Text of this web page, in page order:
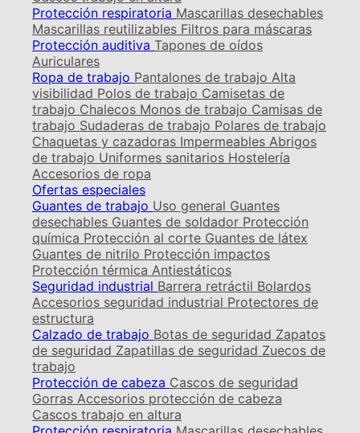
Protección respiratoria Mascarillas desechables
Mascarillas reutilizables Filtros para máscaras
Protección auditiva Tapones de oídos
Auriculares
Ropa de trabajo Pantalones de trabajo Alta
visibilidad Polos de trabajo Camisetas de
trabajo Chalecos Monos de trabajo Camisas de
trabajo Sudaderas de trabajo Polares de trabajo
Chaquetas y cazadoras Impermeables Abrigos
de trabajo Uniformes sanitarios Hostelería
Accesorios de ropa
Ofertas especiales
Guantes de trabajo Uso general Guantes
desechables Guantes de soldador Protección
química Protección al corte Guantes de látex
Guantes de nitrilo Protección impactos
Protección térmica Antiestáticos
Seguridad industrial Barrera retráctil Bolardos
Accesorios seguridad industrial Protectores de
estructura
Calzado de trabajo Botas de seguridad Zapatos
de seguridad Zapatillas de seguridad Zuecos de
trabajo
Protección de cabeza Cascos de seguridad
Gorras Accesorios protección de cabeza
Cascos trabajo en altura